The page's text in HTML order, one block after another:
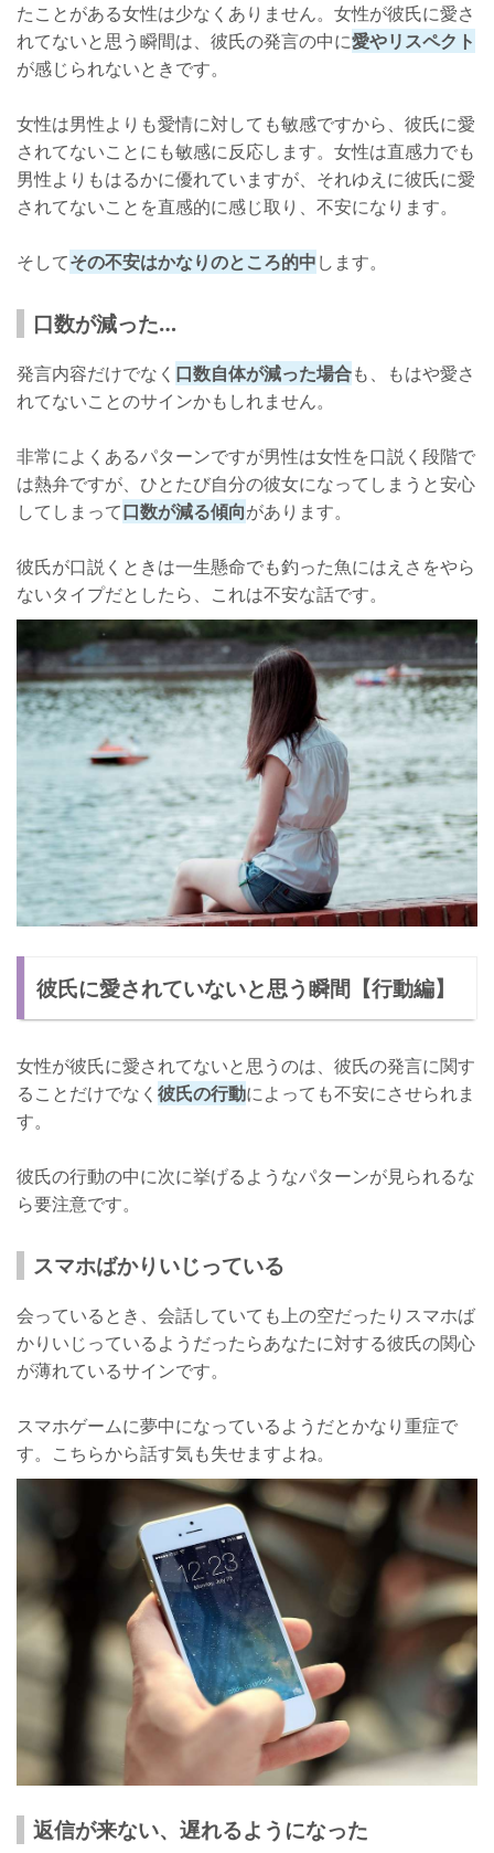
たことがある女性は少なくありません。女性が彼氏に愛さ
れてないと思う瞬間は、彼氏の発言の中に愛やリスペクト
が感じられないときです。
女性は男性よりも愛情に対しても敏感ですから、彼氏に愛
されてないことにも敏感に反応します。女性は直感力でも
男性よりもはるかに優れていますが、それゆえに彼氏に愛
されてないことを直感的に感じ取り、不安になります。
そしてその不安はかなりのところ的中します。
口数が減った…
発言内容だけでなく 口数自体が減った場合も、もはや愛さ
れてないことのサインかもしれません。
非常によくあるパターンですが男性は女性を口説く段階で
は熱弁ですが、ひとたび自分の彼女になってしまうと安心
してしまって口数が減る傾向があります。
彼氏が口説くときは一生懸命でも釣った魚にはえさをやら
ないタイプだとしたら、これは不安な話です。
彼氏に愛されていないと思う瞬間【行動編】
女性が彼氏に愛されてないと思うのは、彼氏の発言に関す
ることだけでなく 彼氏の行動によっても不安にさせられま
す。
彼氏の行動の中に次に挙げるようなパターンが見られるな
ら要注意です。
スマホばかりいじっている
会っているとき、会話していても上の空だったりスマホば
かりいじっているようだったらあなたに対する彼氏の関心
が薄れているサインです。
スマホゲームに夢中になっているようだとかなり重症で
す。こちらから話す気も失せますよね。
返信が来ない、遅れるようになった